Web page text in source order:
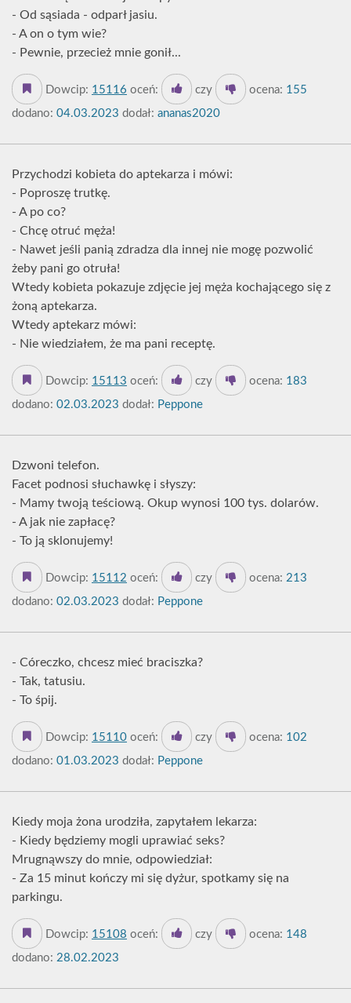
- Od sąsiada - odparł jasiu.
- A on o tym wie?
- Pewnie, przecież mnie gonił...
Dowcip: 15116 oceń: czy ocena: 155
dodano: 04.03.2023 dodał: ananas2020
Przychodzi kobieta do aptekarza i mówi:
- Poproszę trutkę.
- A po co?
- Chcę otruć męża!
- Nawet jeśli panią zdradza dla innej nie mogę pozwolić
żeby pani go otruła!
Wtedy kobieta pokazuje zdjęcie jej męża kochającego się z
żoną aptekarza.
Wtedy aptekarz mówi:
- Nie wiedziałem, że ma pani receptę.
Dowcip: 15113 oceń: czy ocena: 183
dodano: 02.03.2023 dodał: Peppone
Dzwoni telefon.
Facet podnosi słuchawkę i słyszy:
- Mamy twoją teściową. Okup wynosi 100 tys. dolarów.
- A jak nie zapłacę?
- To ją sklonujemy!
Dowcip: 15112 oceń: czy ocena: 213
dodano: 02.03.2023 dodał: Peppone
- Córeczko, chcesz mieć braciszka?
- Tak, tatusiu.
- To śpij.
Dowcip: 15110 oceń: czy ocena: 102
dodano: 01.03.2023 dodał: Peppone
Kiedy moja żona urodziła, zapytałem lekarza:
- Kiedy będziemy mogli uprawiać seks?
Mrugnąwszy do mnie, odpowiedział:
- Za 15 minut kończy mi się dyżur, spotkamy się na
parkingu.
Dowcip: 15108 oceń: czy ocena: 148
dodano: 28.02.2023